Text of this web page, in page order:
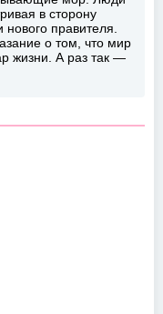
в сторону
правителя.
о том, что мир
жизни. А раз так —